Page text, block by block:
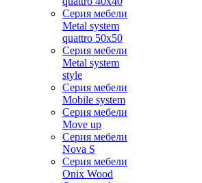
Серия мебели
Metal system
quattro 50x50
Серия мебели
Metal system
style
Серия мебели
Mobile system
Серия мебели
Move up
Серия мебели
Nova S
Серия мебели
Onix Wood